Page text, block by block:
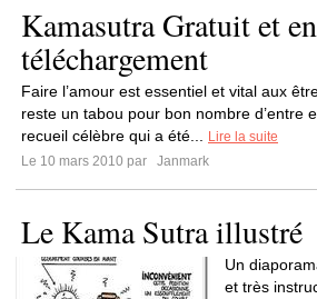
Kamasutra Gratuit et en
téléchargement
Faire l’amour est essentiel et vital aux
reste un tabou pour bon nombre d’entre
recueil célèbre qui a été...
Lire la suite
Le 10 mars 2010 par
Janmark
Le Kama Sutra illustré
Un
et très